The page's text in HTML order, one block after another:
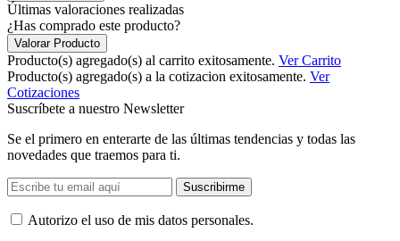
Últimas valoraciones realizadas
¿Has comprado este producto?
Valorar Producto
Producto(s) agregado(s) al carrito exitosamente. Ver Carrito
Producto(s) agregado(s) a la cotizacion exitosamente. Ver
Cotizaciones
Suscríbete a nuestro Newsletter
Se el primero en enterarte de las últimas tendencias y todas las
novedades que traemos para ti.
Suscribirme
Autorizo ​​el uso de mis datos personales.